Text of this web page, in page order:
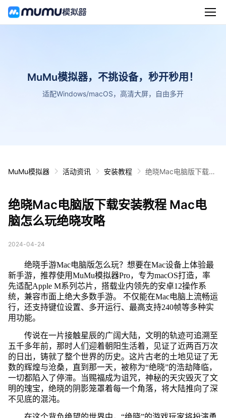
MuMu模拟器，不挑设备，秒开秒用！
适配Windows/macOS，高清大屏，自由多开
MuMu模拟器 活动资讯 安装教程
绝晓Mac电脑版下载安
绝晓Mac电脑版下载安装教程 Mac电
脑怎么玩绝晓攻略
2024-04-24
绝晓手游Mac电脑版怎么玩？想要在Mac设备上体验最
新手游，推荐使用MuMu模拟器Pro，专为macOS打造，率
先适配Apple M系列芯片，搭载业内领先的安卓12操作系
统，兼容市面上绝大多数手游。 不仅能在Mac电脑上流畅运
行，还支持键位设置、多开运行、最高支持240帧等多种实
用功能。
传说在一片接触星辰的广阔大陆，文明的轨迹可追溯至
五千多年前，那时人们迎着朝阳生活着，见证了近两百万次
的日出，铸就了整个世界的历史。这片古老的土地见证了无
数的辉煌与沧桑，直到那一天，被称为“绝晓”的浩劫降临，
一切都陷入了停滞。当赐福成为诅咒，神秘的天灾毁灭了文
明的瑰宝，绝晓的阴影笼罩着每一个角落，将大陆推向了深
不见底的混沌。